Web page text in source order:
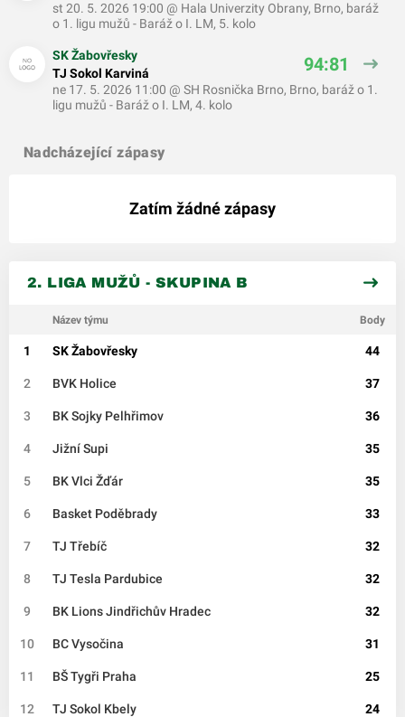
st 20. 5. 2026 19:00 @ Hala Univerzity Obrany, Brno, baráž
o 1. ligu mužů - Baráž o I. LM, 5. kolo
SK Žabovřesky
TJ Sokol Karviná
94:81
ne 17. 5. 2026 11:00 @ SH Rosnička Brno, Brno, baráž o 1.
ligu mužů - Baráž o I. LM, 4. kolo
Nadcházející zápasy
Zatím žádné zápasy
2. LIGA MUŽŮ - SKUPINA B
Název týmu Body
1 SK Žabovřesky 44
2 BVK Holice 37
3 BK Sojky Pelhřimov 36
4 Jižní Supi 35
5 BK Vlci Žďár 35
6 Basket Poděbrady 33
7 TJ Třebíč 32
8 TJ Tesla Pardubice 32
9 BK Lions Jindřichův Hradec 32
10 BC Vysočina 31
11 BŠ Tygři Praha 25
12 TJ Sokol Kbely 24